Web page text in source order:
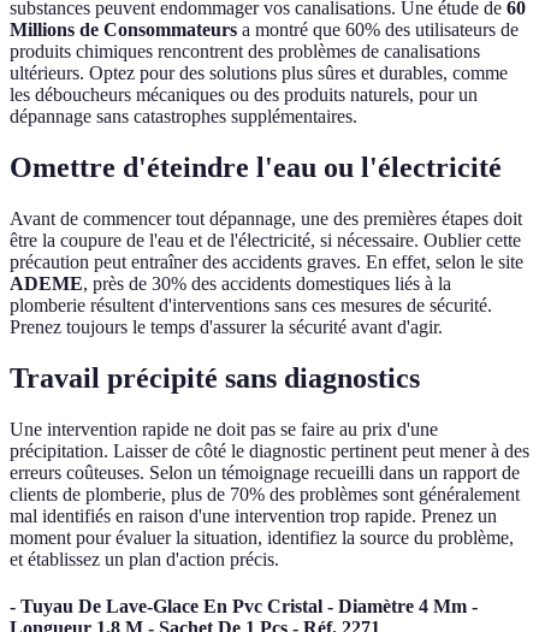
substances peuvent endommager vos canalisations. Une étude de 60
Millions de Consommateurs a montré que 60% des utilisateurs de
produits chimiques rencontrent des problèmes de canalisations
ultérieurs. Optez pour des solutions plus sûres et durables, comme
les déboucheurs mécaniques ou des produits naturels, pour un
dépannage sans catastrophes supplémentaires.
Omettre d'éteindre l'eau ou l'électricité
Avant de commencer tout dépannage, une des premières étapes doit
être la coupure de l'eau et de l'électricité, si nécessaire. Oublier cette
précaution peut entraîner des accidents graves. En effet, selon le site
ADEME, près de 30% des accidents domestiques liés à la
plomberie résultent d'interventions sans ces mesures de sécurité.
Prenez toujours le temps d'assurer la sécurité avant d'agir.
Travail précipité sans diagnostics
Une intervention rapide ne doit pas se faire au prix d'une
précipitation. Laisser de côté le diagnostic pertinent peut mener à des
erreurs coûteuses. Selon un témoignage recueilli dans un rapport de
clients de plomberie, plus de 70% des problèmes sont généralement
mal identifiés en raison d'une intervention trop rapide. Prenez un
moment pour évaluer la situation, identifiez la source du problème,
et établissez un plan d'action précis.
- Tuyau De Lave-Glace En Pvc Cristal - Diamètre 4 Mm -